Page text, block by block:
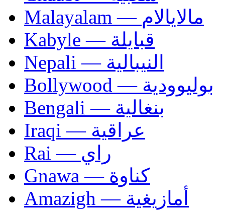
Malayalam — مالايالام
Kabyle — قبايلة
Nepali — النيبالية
Bollywood — بوليوودية
Bengali — بنغالية
Iraqi — عراقية
Rai — راي
Gnawa — كناوة
Amazigh — أمازيغية